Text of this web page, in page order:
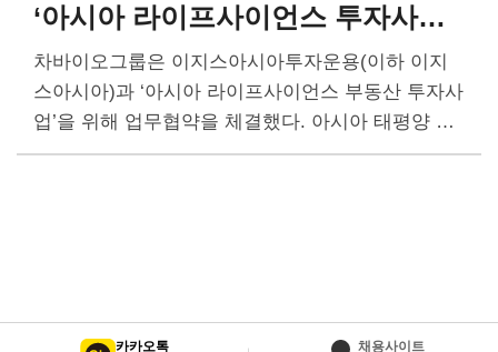
‘아시아 라이프사이언스 투자사업’
MOU
차바이오그룹은 이지스아시아투자운용(이하 이지
스아시아)과 ‘아시아 라이프사이언스 부동산 투자사
업’을 위해 업무협약을 체결했다. 아시아 태평양 지
역의 생명공학분야 벤처회사부터 다국적 제약사에
카카오톡 채용사이트